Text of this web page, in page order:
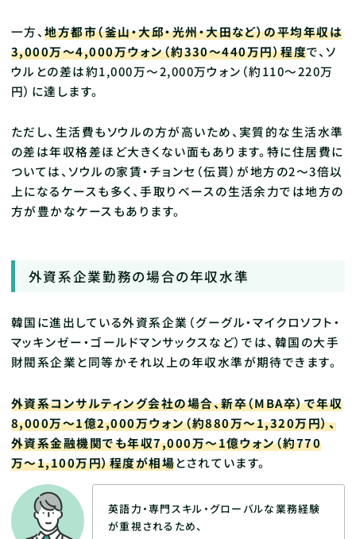
一方、地方都市（釜山・大邱・光州・大田など）の平均年収は
3,000万～4,000万ウォン（約330〜440万円）程度で、ソ
ウルとの差は約1,000万～2,000万ウォン（約110〜220万
円）に達します。
ただし、生活費もソウルの方が高いため、実質的な生活水準
の差は年収格差ほど大きくない面もあります。特に住居費に
ついては、ソウルの家賃・チョンセ（伝貰）が地方の2〜3倍以
上になるケースも多く、手取りベースの生活余力では地方の
方が豊かなケースもあります。
外資系企業勤務の場合の年収水準
韓国に進出している外資系企業（グーグル・マイクロソフト・
マッキンゼー・ゴールドマンサックスなど）では、韓国の大手
財閥系企業と同等かそれ以上の年収水準が期待できます。
外資系コンサルティング会社の場合、新卒（MBA卒）で年収
8,000万〜1億2,000万ウォン（約880万〜1,320万円）、
外資系金融機関でも年収7,000万〜1億ウォン（約770
万〜1,100万円）程度が相場とされています。
英語力・専門スキル・グローバルな業務経験
が重視されるため、